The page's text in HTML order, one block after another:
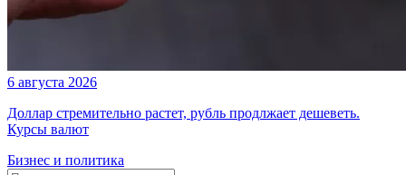
6 августа 2026
Доллар стремительно растет, рубль продлжает дешеветь.
Курсы валют
Бизнес и политика